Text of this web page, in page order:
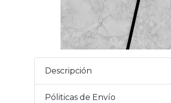
Descripción
Póliticas de Envío